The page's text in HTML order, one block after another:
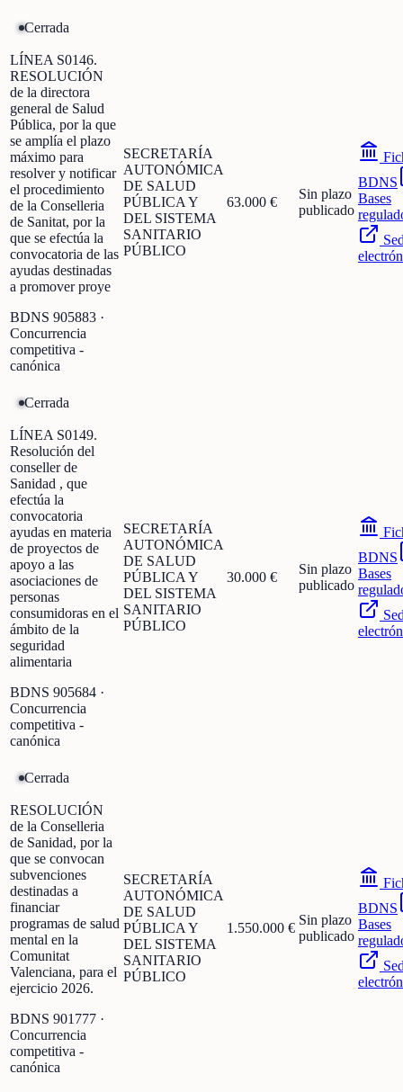
Cerrada
LÍNEA S0146.
RESOLUCIÓN
de la directora
general de Salud
Pública, por la que
se amplía el plazo
máximo para
resolver y notificar
el procedimiento
de la Conselleria
de Sanitat, por la
que se efectúa la
convocatoria de las
ayudas destinadas
a promover proye
BDNS 905883 ·
Concurrencia
competitiva -
canónica
SECRETARÍA
AUTONÓMICA
DE SALUD
PÚBLICA Y
DEL SISTEMA
SANITARIO
PÚBLICO
63.000 €
Sin plazo
publicado
BDNS
Bases
Cerrada
LÍNEA S0149.
Resolución del
conseller de
Sanidad , que
efectúa la
convocatoria
ayudas en materia
de proyectos de
apoyo a las
asociaciones de
personas
consumidoras en el
ámbito de la
seguridad
alimentaria
BDNS 905684 ·
Concurrencia
competitiva -
canónica
SECRETARÍA
AUTONÓMICA
DE SALUD
PÚBLICA Y
DEL SISTEMA
SANITARIO
PÚBLICO
30.000 €
Sin plazo
publicado
BDNS
Bases
Cerrada
RESOLUCIÓN
de la Conselleria
de Sanidad, por la
que se convocan
subvenciones
destinadas a
financiar
programas de salud
mental en la
Comunitat
Valenciana, para el
ejercicio 2026.
BDNS 901777 ·
Concurrencia
competitiva -
canónica
SECRETARÍA
AUTONÓMICA
DE SALUD
PÚBLICA Y
DEL SISTEMA
SANITARIO
PÚBLICO
1.550.000 €
Sin plazo
publicado
BDNS
Bases